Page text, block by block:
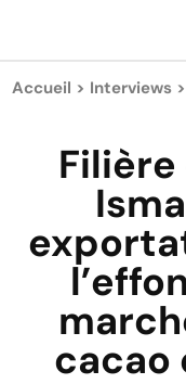
Accueil > Interviews >
cacao